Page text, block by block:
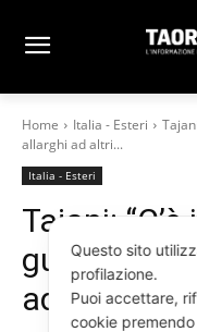
Home Italia - Esteri
allarghi ad altri...
Italia - Esteri
Tajani:
guerra Iran-
ad altri
Questo sito
profilazione.
Puoi accettare,
cookie